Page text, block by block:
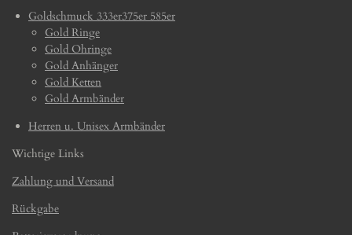
Goldschmuck 333er375er 585er
Gold Ringe
Gold Ohringe
Gold Anhänger
Gold Ketten
Gold Armbänder
Herren u. Unisex Armbänder
Wichtige Links
Zahlung und Versand
Rückgabe